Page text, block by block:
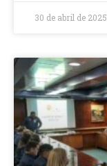
30 de abril de 2025